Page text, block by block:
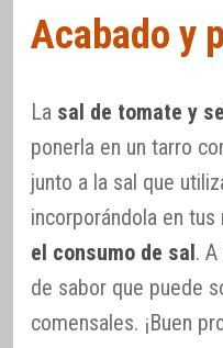
Acabado y
La sal de tomate y
ponerla en un tarro
junto a la sal que
incorporándola en tus
el consumo de sal.
de sabor que puede
comensales. ¡Buen